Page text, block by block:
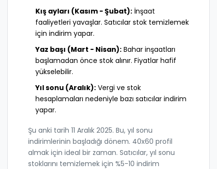
Kış ayları (Kasım - Şubat): İnşaat
faaliyetleri yavaşlar. Satıcılar stok temizlemek
için indirim yapar.
Yaz başı (Mart - Nisan): Bahar inşaatları
başlamadan önce stok alınır. Fiyatlar hafif
yükselebilir.
Yıl sonu (Aralık): Vergi ve stok
hesaplamaları nedeniyle bazı satıcılar indirim
yapar.
Şu anki tarih 11 Aralık 2025. Bu, yıl sonu
indirimlerinin başladığı dönem. 40x60 profil
almak için ideal bir zaman. Satıcılar, yıl sonu
stoklarını temizlemek için %5-10 indirim